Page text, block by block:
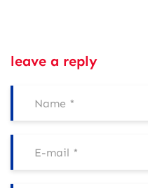
leave a reply